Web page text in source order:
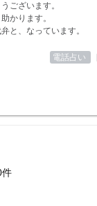
ございます。
かります。
と、なっています。
電話占い